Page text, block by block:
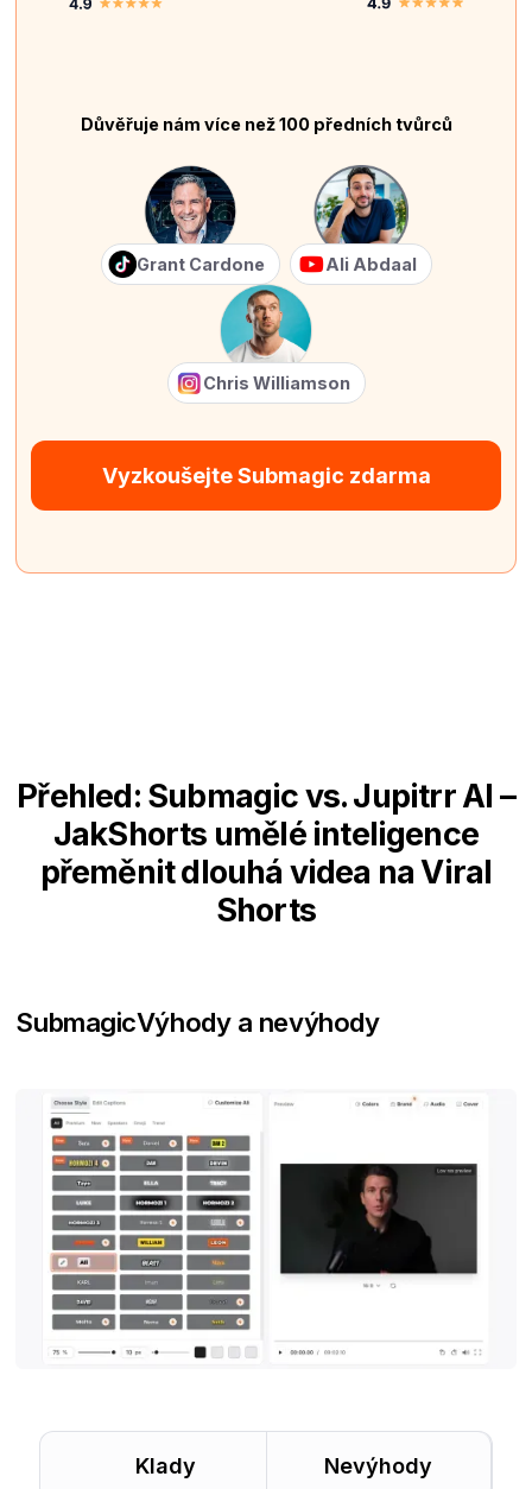
Důvěřuje nám více než 100 předních tvůrců
Grant Cardone Ali Abdaal
Chris Williamson
Vyzkoušejte Submagic zdarma
Přehled: Submagic vs. Jupitrr AI –
JakShorts umělé inteligence
přeměnit dlouhá videa na Viral
Shorts
SubmagicVýhody a nevýhody
Klady Nevýhody